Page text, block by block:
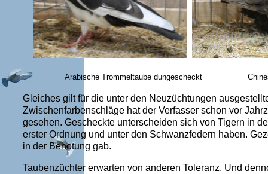
Arabische Trommeltaube dungescheckt
Gleiches gilt für die unter den Neuzüchtungen
Zwischenfarbenschläge hat der Verfasser schon vor
gesehen. Gescheckte unterscheiden sich von Tigern in
erster Ordnung und unter den Schwanzfedern haben.
in der Benotung gab.
Taubenzüchter erwarten von anderen Toleranz. Und